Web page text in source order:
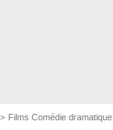
Films Comédie dramatique